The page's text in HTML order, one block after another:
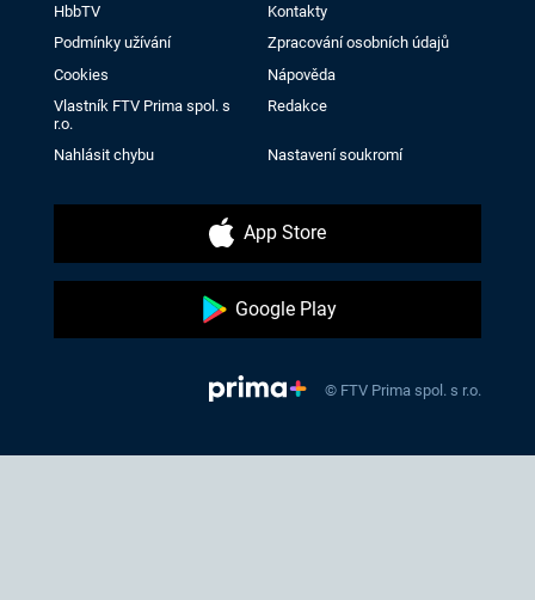
HbbTV
Kontakty
Podmínky užívání
Zpracování osobních údajů
Cookies
Nápověda
Vlastník FTV Prima spol. s
r.o.
Redakce
Nahlásit chybu Nastavení soukromí
App Store
Google Play
© FTV Prima spol. s r.o.